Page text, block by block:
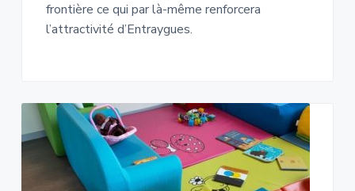
frontière ce qui par là-même renforcera
l’attractivité d’Entraygues.